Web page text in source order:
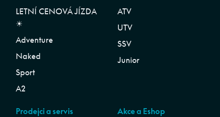
LETNÍ CENOVÁ JÍZDA
☀︎
Adventure
Naked
Sport
A2
ATV
UTV
SSV
Junior
Prodejci a servis
Akce a Eshop